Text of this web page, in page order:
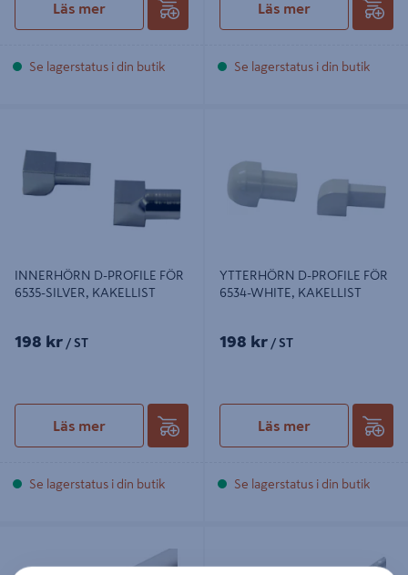
Läs mer
Se lagerstatus i din butik
Läs mer
Se lagerstatus i din butik
INNERHÖRN D-PROFILE FÖR
6535-SILVER, KAKELLIST
198 kr / ST
Läs mer
Se lagerstatus i din butik
YTTERHÖRN D-PROFILE FÖR
6534-WHITE, KAKELLIST
198 kr / ST
Läs mer
Se lagerstatus i din butik
2.5M